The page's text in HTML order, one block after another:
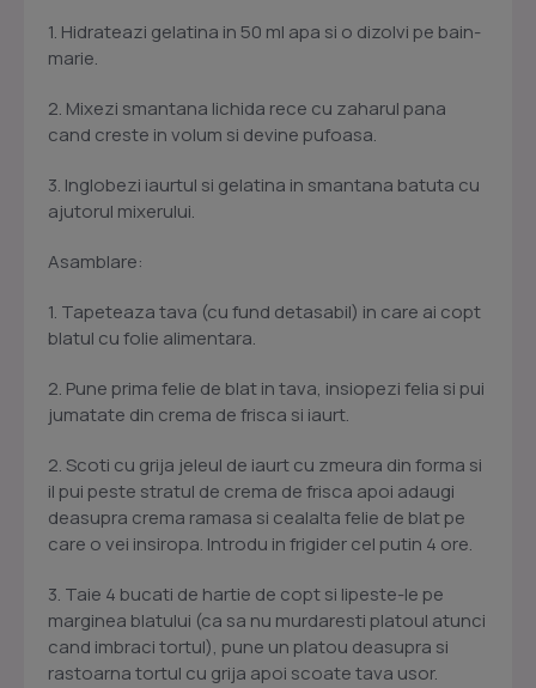
1. Hidrateazi gelatina in 50 ml apa si o dizolvi pe bain-
marie.
2. Mixezi smantana lichida rece cu zaharul pana
cand creste in volum si devine pufoasa.
3. Inglobezi iaurtul si gelatina in smantana batuta cu
ajutorul mixerului.
Asamblare:
1. Tapeteaza tava (cu fund detasabil) in care ai copt
blatul cu folie alimentara.
2. Pune prima felie de blat in tava, insiopezi felia si pui
jumatate din crema de frisca si iaurt.
2. Scoti cu grija jeleul de iaurt cu zmeura din forma si
il pui peste stratul de crema de frisca apoi adaugi
deasupra crema ramasa si cealalta felie de blat pe
care o vei insiropa. Introdu in frigider cel putin 4 ore.
3. Taie 4 bucati de hartie de copt si lipeste-le pe
marginea blatului (ca sa nu murdaresti platoul atunci
cand imbraci tortul), pune un platou deasupra si
rastoarna tortul cu grija apoi scoate tava usor.